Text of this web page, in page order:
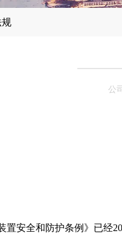
规
公
置安全和防护条例》已经